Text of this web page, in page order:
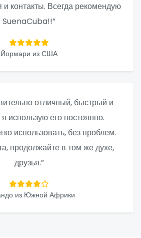
контакты. Всегда рекомендую
SuenaCuba!!”
Йормари из США
отличный, быстрый и
использую его постоянно.
использовать, без проблем.
продолжайте в том же духе,
друзья.”
из Южной Африки